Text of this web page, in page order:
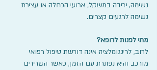
נשימה, ירידה במשקל, ארועי הכחלה או עצירת
נשימה לרגעים קצרים.
מתי לפנות לרופא?
לרוב, לרינגומלציה אינה דורשת טיפול רפואי
מורכב והיא נפתרת עם הזמן, כאשר השרירים